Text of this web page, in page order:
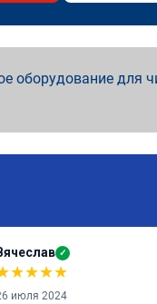
оборудование для
✓
★★★★
июля 2024